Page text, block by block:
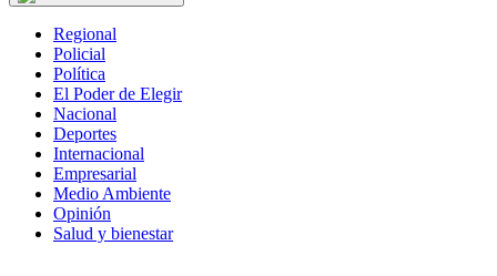
Regional
Policial
Política
El Poder de Elegir
Nacional
Deportes
Internacional
Empresarial
Medio Ambiente
Opinión
Salud y bienestar